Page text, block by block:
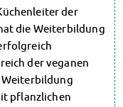
der
die Weiterbildung
der veganen
Weiterbildung
pflanzlichen